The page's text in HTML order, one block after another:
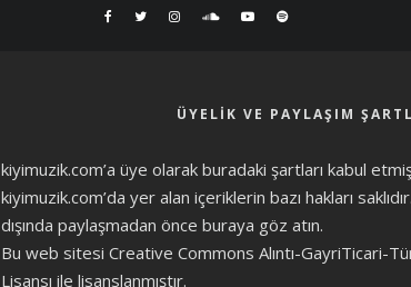
ÜYELIK VE PAYLAŞIM
kiyimuzik.com’a üye olarak buradaki şartları kabul etmiş
kiyimuzik.com’da yer alan içeriklerin bazı hakları
dışında paylaşmadan önce buraya göz atın.
Bu web sitesi Creative Commons Alıntı-GayriTicari-
Lisansı ile lisanslanmıştır.